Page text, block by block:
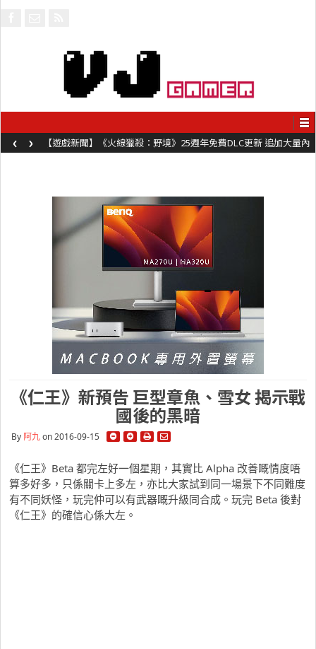
【遊戲新聞】《火線獵殺：野境》25週年免費DLC更新 追加大量內
容同時系舊作限時超平價折扣
‹ ›
《仁王》新預告 巨型章魚、雪女 揭示戰
國後的黑暗
By 阿九on 2016-09-15
《仁王》Beta 都完左好一個星期，其實比 Alpha 改善嘅情度唔
算多好多，只係關卡上多左，亦比大家試到同一場景下不同難度
有不同妖怪，玩完仲可以有武器嘅升級同合成。玩完 Beta 後對
《仁王》的確信心係大左。